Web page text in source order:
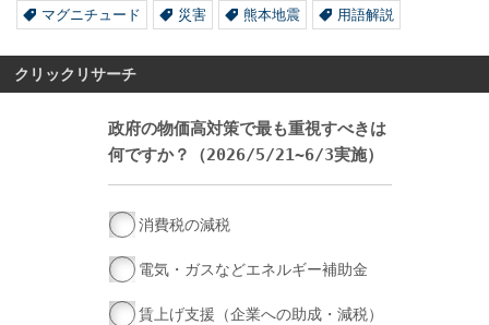
マグニチュード 災害 熊本地震 用語解説
クリックリサーチ
政府の物価高対策で最も重視すべきは
何ですか？（2026/5/21~6/3実施）
消費税の減税
電気・ガスなどエネルギー補助金
賃上げ支援（企業への助成・減税）